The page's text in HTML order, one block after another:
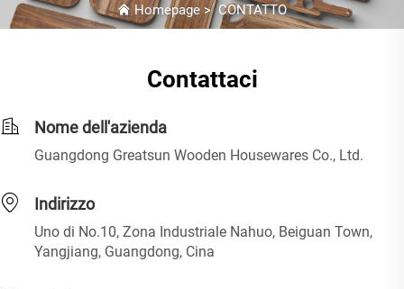
Homepage>CONTATTO
Contattaci
Nome dell'azienda
Guangdong Greatsun Wooden Housewares Co., Ltd.
Indirizzo
Uno di No.10, Zona Industriale Nahuo, Beiguan Town,
Yangjiang, Guangdong, Cina